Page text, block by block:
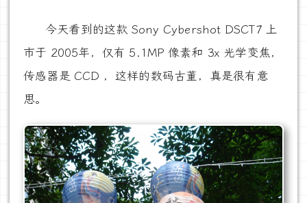
今天看到的这款 Sony Cybershot DSCT7 上
市于 2005年，仅有 5.1MP 像素和 3x 光学变焦，
传感器是 CCD ，这样的数码古董，真是很有意
思。